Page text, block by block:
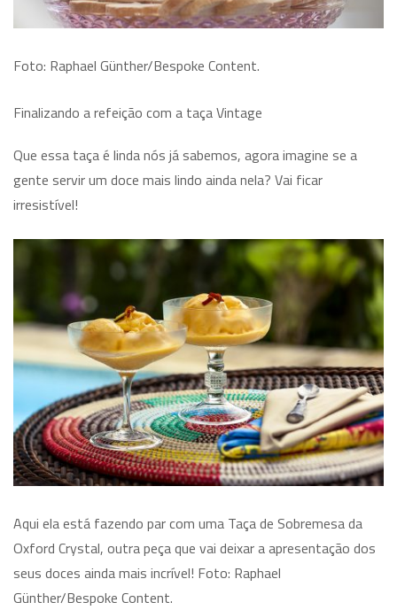
Foto: Raphael Günther/Bespoke Content.
Finalizando a refeição com a taça Vintage
Que essa taça é linda nós já sabemos, agora imagine se a
gente servir um doce mais lindo ainda nela? Vai ficar
irresistível!
Aqui ela está fazendo par com uma Taça de Sobremesa da
Oxford Crystal, outra peça que vai deixar a apresentação dos
seus doces ainda mais incrível! Foto: Raphael
Günther/Bespoke Content.